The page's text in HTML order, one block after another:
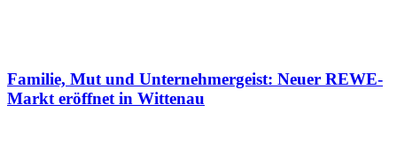
Familie, Mut und Unternehmergeist: Neuer REWE-
Markt eröffnet in Wittenau